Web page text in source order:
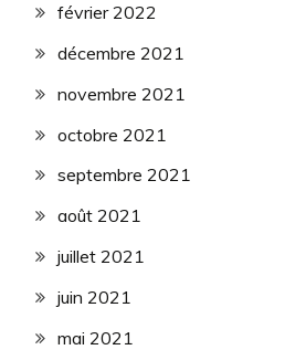
février 2022
décembre 2021
novembre 2021
octobre 2021
septembre 2021
août 2021
juillet 2021
juin 2021
mai 2021